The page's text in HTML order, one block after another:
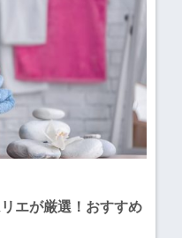
エが厳選！おすすめ